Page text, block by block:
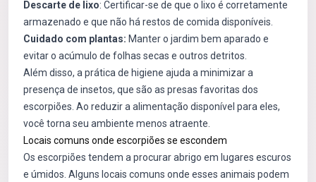
Descarte de lixo: Certificar-se de que o lixo é corretamente
armazenado e que não há restos de comida disponíveis.
Cuidado com plantas: Manter o jardim bem aparado e
evitar o acúmulo de folhas secas e outros detritos.
Além disso, a prática de higiene ajuda a minimizar a
presença de insetos, que são as presas favoritas dos
escorpiões. Ao reduzir a alimentação disponível para eles,
você torna seu ambiente menos atraente.
Locais comuns onde escorpiões se escondem
Os escorpiões tendem a procurar abrigo em lugares escuros
e úmidos. Alguns locais comuns onde esses animais podem